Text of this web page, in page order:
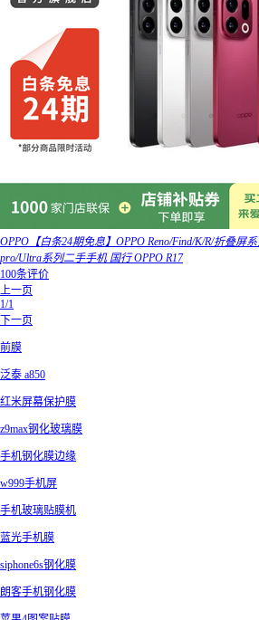
OPPO【白条24期免息】OPPO Reno/Find/K/R/折叠屏
pro/Ultra系列二手手机 国行 OPPO R17
100条评价
上一页
1/1
下一页
前膜
泛泰 a850
红米屏幕保护膜
z9max钢化玻璃膜
手机钢化膜边缘
w999手机屏
手机玻璃贴膜机
蓝光手机膜
siphone6s钢化膜
朗客手机钢化膜